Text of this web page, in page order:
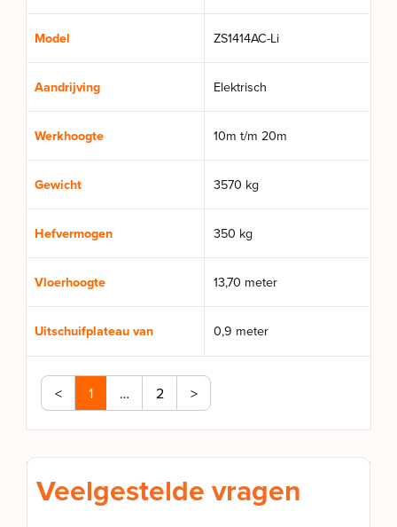
Model ZS1414AC-Li
Aandrijving Elektrisch
Werkhoogte 10m t/m 20m
Gewicht 3570 kg
Hefvermogen 350 kg
Vloerhoogte 13,70 meter
Uitschuifplateau van 0,9 meter
< 1 … 2 >
Veelgestelde vragen